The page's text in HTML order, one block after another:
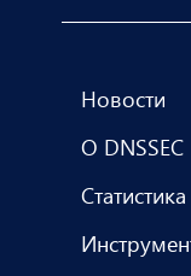
Новости
О DNSSEC
Статистика